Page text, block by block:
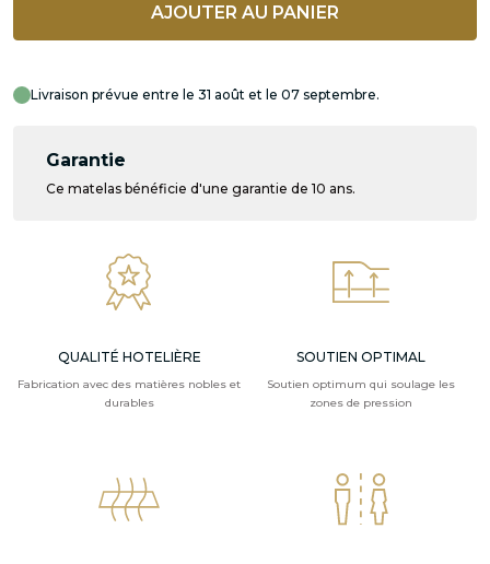
AJOUTER AU PANIER
Livraison prévue entre le 31 août et le 07 septembre.
Garantie
Ce matelas bénéficie d'une garantie de 10 ans.
QUALITÉ HOTELIÈRE
Fabrication avec des matières nobles et
durables
SOUTIEN OPTIMAL
Soutien optimum qui soulage les
zones de pression